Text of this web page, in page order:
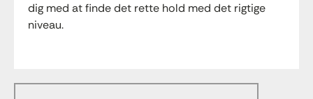
dig med at finde det rette hold med det rigtige
niveau.